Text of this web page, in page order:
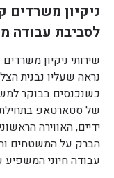
ניקיון משרדים
לסביבת עבודה
שירותי ניקיון
נראה שעליו נבנית
כשנכנסים בבוקר
של סטארטאפ בתחילת
ידיים, האווירה
הברק על המשטחים
עבודה חיוני